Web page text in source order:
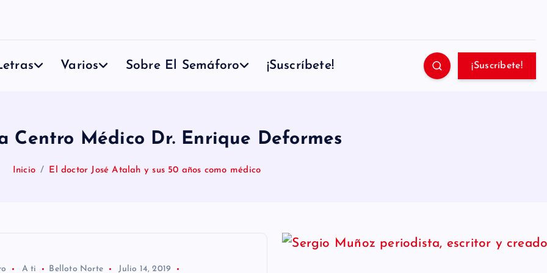
Varios Sobre El Semáforo ¡Suscríbete! ¡Suscríbete!
Centro Médico Dr. Enrique Deformes
Inicio El doctor José Atalah y sus 50 años como médico
A ti Belloto Norte Julio 14, 2019